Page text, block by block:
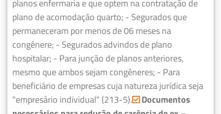
planos enfermaria e que optem na contratação de
plano de acomodação quarto; - Segurados que
permaneceram por menos de 06 meses na
congênere; - Segurados advindos de plano
hospitalar; - Para junção de planos anteriores,
mesmo que ambos sejam congêneres; - Para
beneficiário de empresas cuja natureza jurídica seja
"empresário individual" (213-5). Documentos